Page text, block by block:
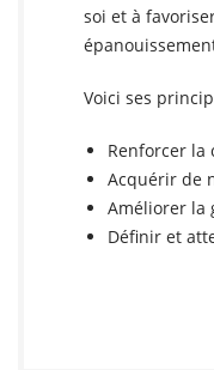
soi et à
Voici ses
Renforcer la
Acquérir de
Améliorer la
Définir et